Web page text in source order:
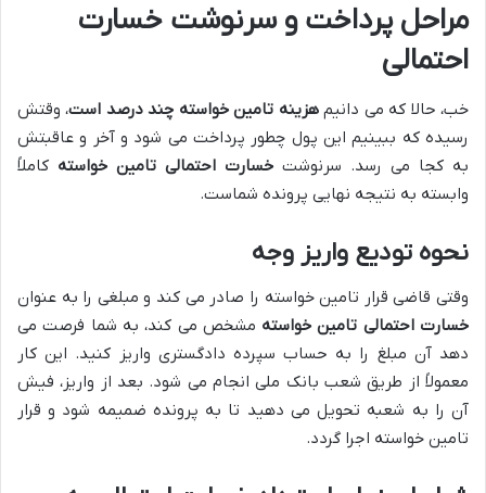
مراحل پرداخت و سرنوشت خسارت
احتمالی
خب، حالا که می دانیمهزینه تامین خواسته چند درصد است، وقتش
رسیده که ببینیم این پول چطور پرداخت می شود و آخر و عاقبتش
به کجا می رسد. سرنوشت خسارت احتمالی تامین خواسته کاملاً
وابسته به نتیجه نهایی پرونده شماست.
نحوه تودیع واریز وجه
وقتی قاضی قرار تامین خواسته را صادر می کند و مبلغی را به عنوان
خسارت احتمالی تامین خواسته مشخص می کند، به شما فرصت می
دهد آن مبلغ را به حساب سپرده دادگستری واریز کنید. این کار
معمولاً از طریق شعب بانک ملی انجام می شود. بعد از واریز، فیش
آن را به شعبه تحویل می دهید تا به پرونده ضمیمه شود و قرار
تامین خواسته اجرا گردد.